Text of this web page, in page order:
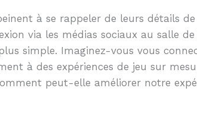
à se rappeler de leurs détails
via les médias sociaux au salle
simple. Imaginez-vous vous
à des expériences de jeu sur
peut-elle améliorer notre